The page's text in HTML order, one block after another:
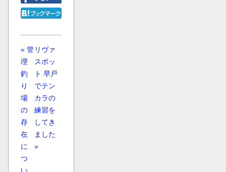
« 管
理
釣
り
場
の
存
在
に
つ
リヴァ
スポッ
ト 早戸
でテン
カラの
練習を
してき
ました
»